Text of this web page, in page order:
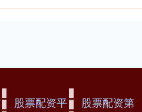
股票配资平
股票配资第